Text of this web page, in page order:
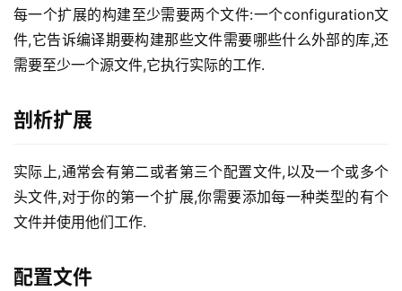
每一个扩展的构建至少需要两个文件:一个configuration文
件,它告诉编译期要构建那些文件需要哪些什么外部的库,还
需要至少一个源文件,它执行实际的工作.
剖析扩展
实际上,通常会有第二或者第三个配置文件,以及一个或多个
头文件,对于你的第一个扩展,你需要添加每一种类型的有个
文件并使用他们工作.
配置文件